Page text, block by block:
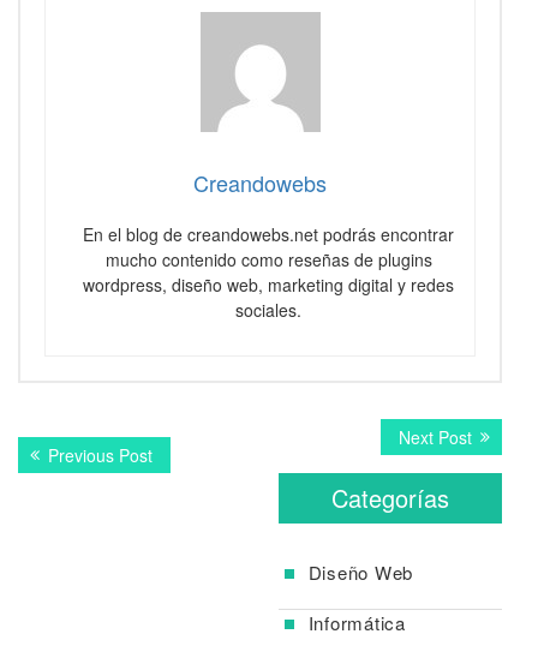
Creandowebs
En el blog de creandowebs.net podrás encontrar
mucho contenido como reseñas de plugins
wordpress, diseño web, marketing digital y redes
sociales.
Navegación
dePrevious PostPrevious
post:
Next PostNext
post:
Categorías
Diseño Web
Informática